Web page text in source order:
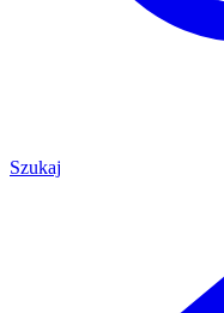
Szukaj